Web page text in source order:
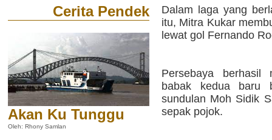
Cerita Pendek
Akan Ku Tunggu
Oleh: Rhony Samlan
Dalam laga yang
itu, Mitra Kukar
lewat gol Fernando
Persebaya berhasil
babak kedua baru
sundulan Moh Sidik
sepak pojok.